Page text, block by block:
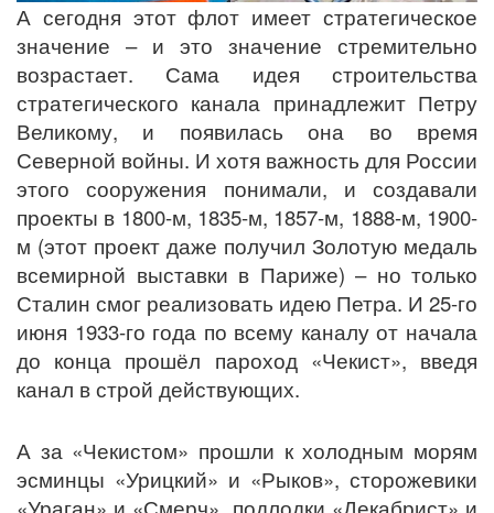
А сегодня этот флот имеет стратегическое
значение – и это значение стремительно
возрастает. Сама идея строительства
стратегического канала принадлежит Петру
Великому, и появилась она во время
Северной войны. И хотя важность для России
этого сооружения понимали, и создавали
проекты в 1800-м, 1835-м, 1857-м, 1888-м, 1900-
м (этот проект даже получил Золотую медаль
всемирной выставки в Париже) – но только
Сталин смог реализовать идею Петра. И 25-го
июня 1933-го года по всему каналу от начала
до конца прошёл пароход «Чекист», введя
канал в строй действующих.
А за «Чекистом» прошли к холодным морям
эсминцы «Урицкий» и «Рыков», сторожевики
«Ураган» и «Смерч», подлодки «Декабрист» и